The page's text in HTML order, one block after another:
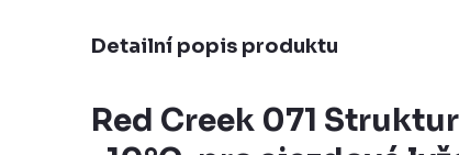
Detailní popis produktu
Red Creek 071